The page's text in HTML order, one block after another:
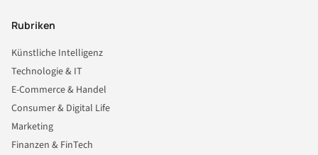
Rubriken
Künstliche Intelligenz
Technologie & IT
E-Commerce & Handel
Consumer & Digital Life
Marketing
Finanzen & FinTech